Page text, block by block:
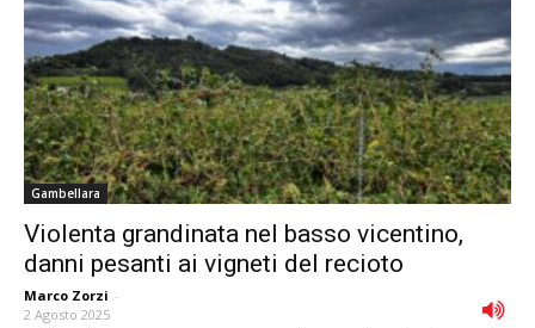
Gambellara
Violenta grandinata nel basso vicentino,
danni pesanti ai vigneti del recioto
Marco Zorzi -
2 Agosto 2025